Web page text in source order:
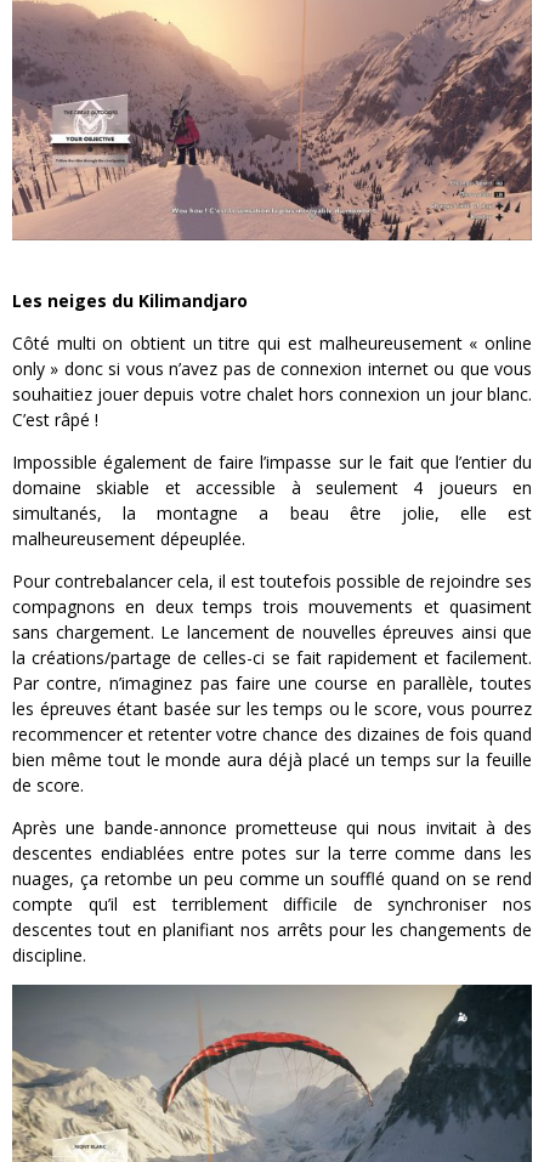
Les neiges du Kilimandjaro
Côté multi on obtient un titre qui est malheureusement « online
only » donc si vous n’avez pas de connexion internet ou que vous
souhaitiez jouer depuis votre chalet hors connexion un jour blanc.
C’est râpé !
Impossible également de faire l’impasse sur le fait que l’entier du
domaine skiable et accessible à seulement 4 joueurs en
simultanés, la montagne a beau être jolie, elle est
malheureusement dépeuplée.
Pour contrebalancer cela, il est toutefois possible de rejoindre ses
compagnons en deux temps trois mouvements et quasiment
sans chargement. Le lancement de nouvelles épreuves ainsi que
la créations/partage de celles-ci se fait rapidement et facilement.
Par contre, n’imaginez pas faire une course en parallèle, toutes
les épreuves étant basée sur les temps ou le score, vous pourrez
recommencer et retenter votre chance des dizaines de fois quand
bien même tout le monde aura déjà placé un temps sur la feuille
de score.
Après une bande-annonce prometteuse qui nous invitait à des
descentes endiablées entre potes sur la terre comme dans les
nuages, ça retombe un peu comme un soufflé quand on se rend
compte qu’il est terriblement difficile de synchroniser nos
descentes tout en planifiant nos arrêts pour les changements de
discipline.